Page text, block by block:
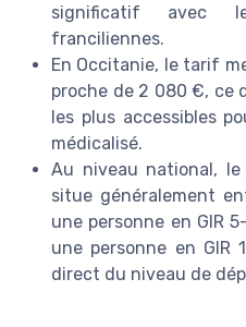
significatif avec
franciliennes.
En Occitanie, le tarif
proche de 2 080 €, ce
les plus accessibles
médicalisé.
Au niveau national,
situe généralement
une personne en GIR
une personne en GIR
direct du niveau de